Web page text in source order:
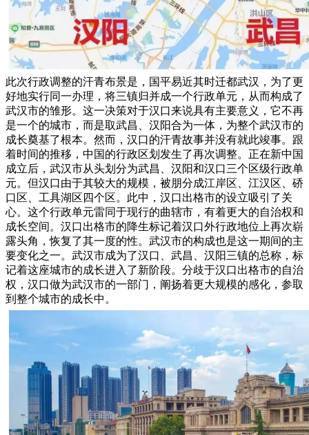
此次行政调整的汗青布景是，国平易近其时迁都武汉，为了更
好地实行同一办理，将三镇归并成一个行政单元，从而构成了
武汉市的雏形。这一决策对于汉口来说具有主要意义，它不再
是一个的城市，而是取武昌、汉阳合为一体，为整个武汉市的
成长奠基了根本。然而，汉口的汗青故事并没有就此竣事。跟
着时间的推移，中国的行政区划发生了再次调整。正在新中国
成立后，武汉市从头划分为武昌、汉阳和汉口三个区级行政单
元。但汉口由于其较大的规模，被朋分成江岸区、江汉区、硚
口区、工具湖区四个区。此中，汉口出格市的设立吸引了关
心。这个行政单元雷同于现行的曲辖市，有着更大的自治权和
成长空间。汉口出格市的降生标记着汉口外行政地位上再次崭
露头角，恢复了其一度的性。武汉市的构成也是这一期间的主
要变化之一。武汉市成为了汉口、武昌、汉阳三镇的总称，标
记着这座城市的成长进入了新阶段。分歧于汉口出格市的自治
权，汉口做为武汉市的一部门，阐扬着更大规模的感化，参取
到整个城市的成长中。